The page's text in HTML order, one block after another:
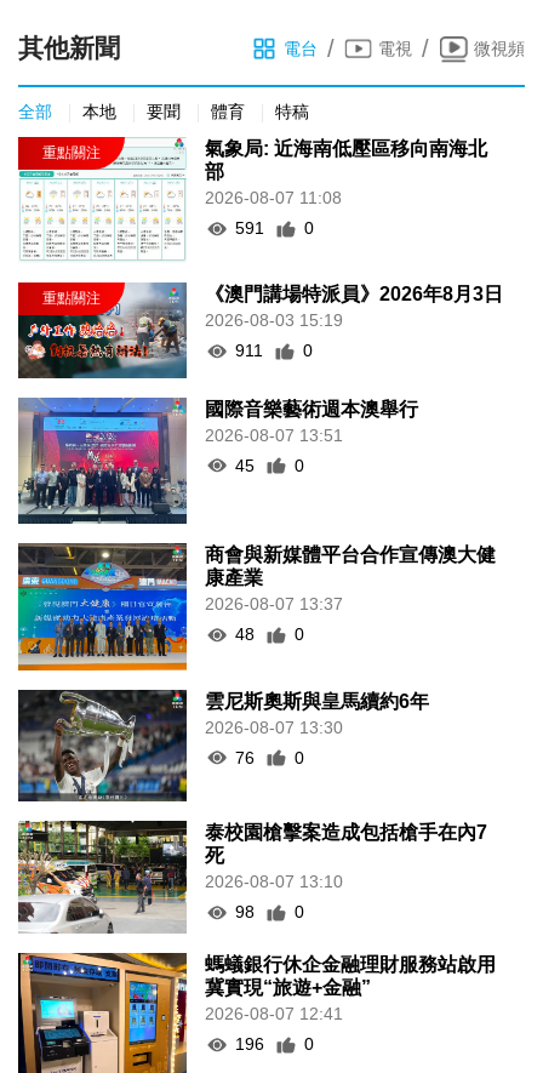
其他新聞 電台 / 電視 / 微視頻
全部 本地 要聞 體育 特稿
氣象局: 近海南低壓區移向南海北
部
2026-08-07 11:08
591
0
《澳門講場特派員》2026年8月3日
2026-08-03 15:19
911
0
國際音樂藝術週本澳舉行
2026-08-07 13:51
45
0
商會與新媒體平台合作宣傳澳大健
康產業
2026-08-07 13:37
48
0
雲尼斯奧斯與皇馬續約6年
2026-08-07 13:30
76
0
泰校園槍擊案造成包括槍手在內7
死
2026-08-07 13:10
98
0
螞蟻銀行休企金融理財服務站啟用
冀實現“旅遊+金融”
2026-08-07 12:41
196
0